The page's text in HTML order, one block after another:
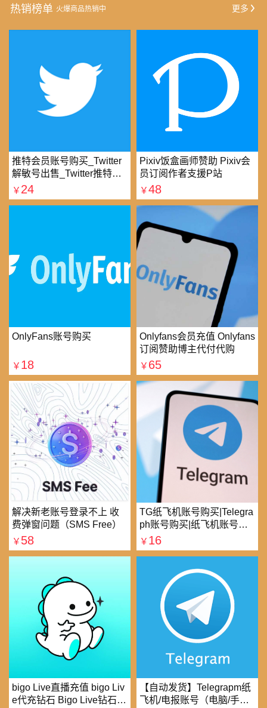
热销榜单 火爆商品热销中 更多
推特会员账号购买_Twitter
解敏号出售_Twitter推特账
号购买批发平台
￥ 24
Pixiv饭盒画师赞助 Pixiv会
员订阅作者支援P站
￥48
OnlyFans账号购买
￥ 18
Onlyfans会员充值 Onlyfans
订阅赞助博主代付代购
￥ 65
解决新老账号登录不上 收
费弹窗问题（SMS Free）
￥ 58
TG纸飞机账号购买|Telegra
ph账号购买|纸飞机账号购
买|电报账号购买
￥ 16
bigo Live直播充值 bigo Liv
e代充钻石 Bigo Live钻石充
【自动发货】Telegrapm纸
飞机/电报账号（电脑/手机